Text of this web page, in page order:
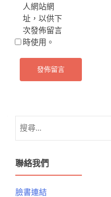
人網站網
址，以供下
次發佈留言
時使用。
尋
鍵
字:
聯絡我們
臉書連結